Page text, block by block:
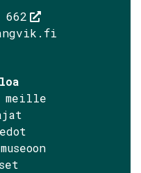
662
meille